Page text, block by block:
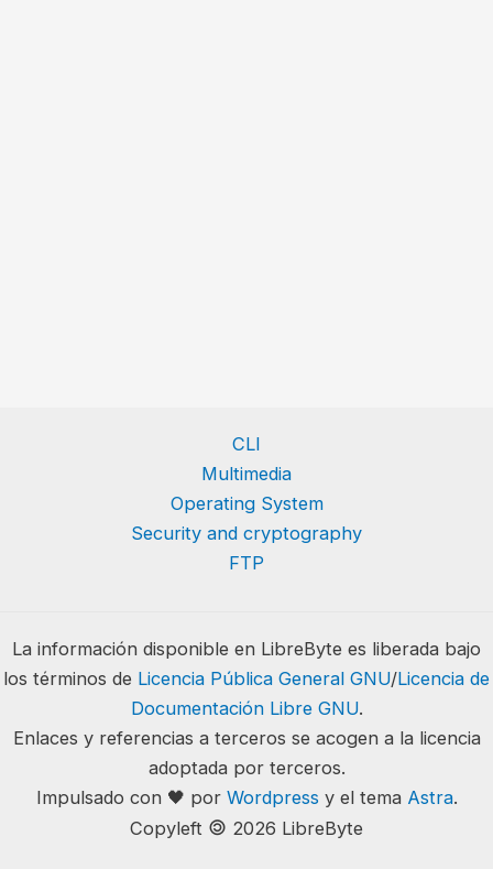
CLI
Multimedia
Operating System
Security and cryptography
FTP
La información disponible en LibreByte es liberada bajo
los términos de Licencia Pública General GNU/Licencia de
Documentación Libre GNU.
Enlaces y referencias a terceros se acogen a la licencia
adoptada por terceros.
Impulsado con 🖤 por Wordpress y el tema Astra.
Copyleft 🄯 2026 LibreByte